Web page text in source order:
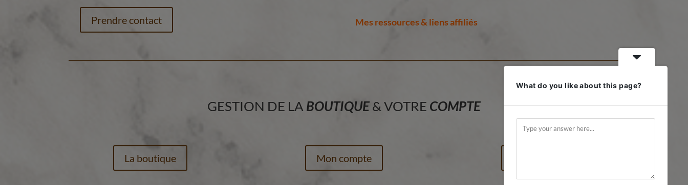
Prendre contact Mes ressources & liens affiliés
GESTION DE LA BOUTIQUE& VOTRE COMPTE
La boutique Mon compte
What do you like about this page?